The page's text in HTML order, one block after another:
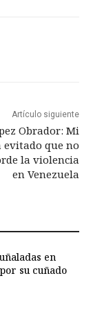
Artículo siguiente
Obrador: Mi
que no
la violencia
en Venezuela
en
su cuñado